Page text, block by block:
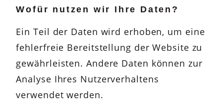
Wofür nutzen wir Ihre Daten?
Ein Teil der Daten wird erhoben, um eine
fehlerfreie Bereitstellung der Website zu
gewährleisten. Andere Daten können zur
Analyse Ihres Nutzerverhaltens
verwendet werden.